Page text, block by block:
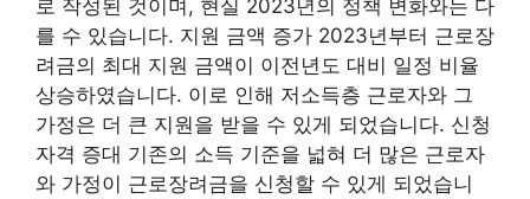
로 작성된 것이며, 현실 2023년의 정책 변화와는 다
를 수 있습니다. 지원 금액 증가 2023년부터 근로장
려금의 최대 지원 금액이 이전년도 대비 일정 비율
상승하였습니다. 이로 인해 저소득층 근로자와 그
가정은 더 큰 지원을 받을 수 있게 되었습니다. 신청
자격 증대 기존의 소득 기준을 넓혀 더 많은 근로자
와 가정이 근로장려금을 신청할 수 있게 되었습니